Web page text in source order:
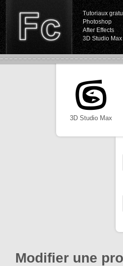
Tutoriaux
Photoshop
After Effects
3D Studio Max
3D Studio Max
Modifier une